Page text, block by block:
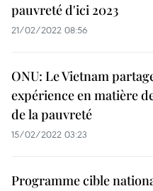
pauvreté d'ici 2023
21/02/2022 08:56
ONU: Le Vietnam
expérience en matière
de la pauvreté
15/02/2022 03:23
Programme cible